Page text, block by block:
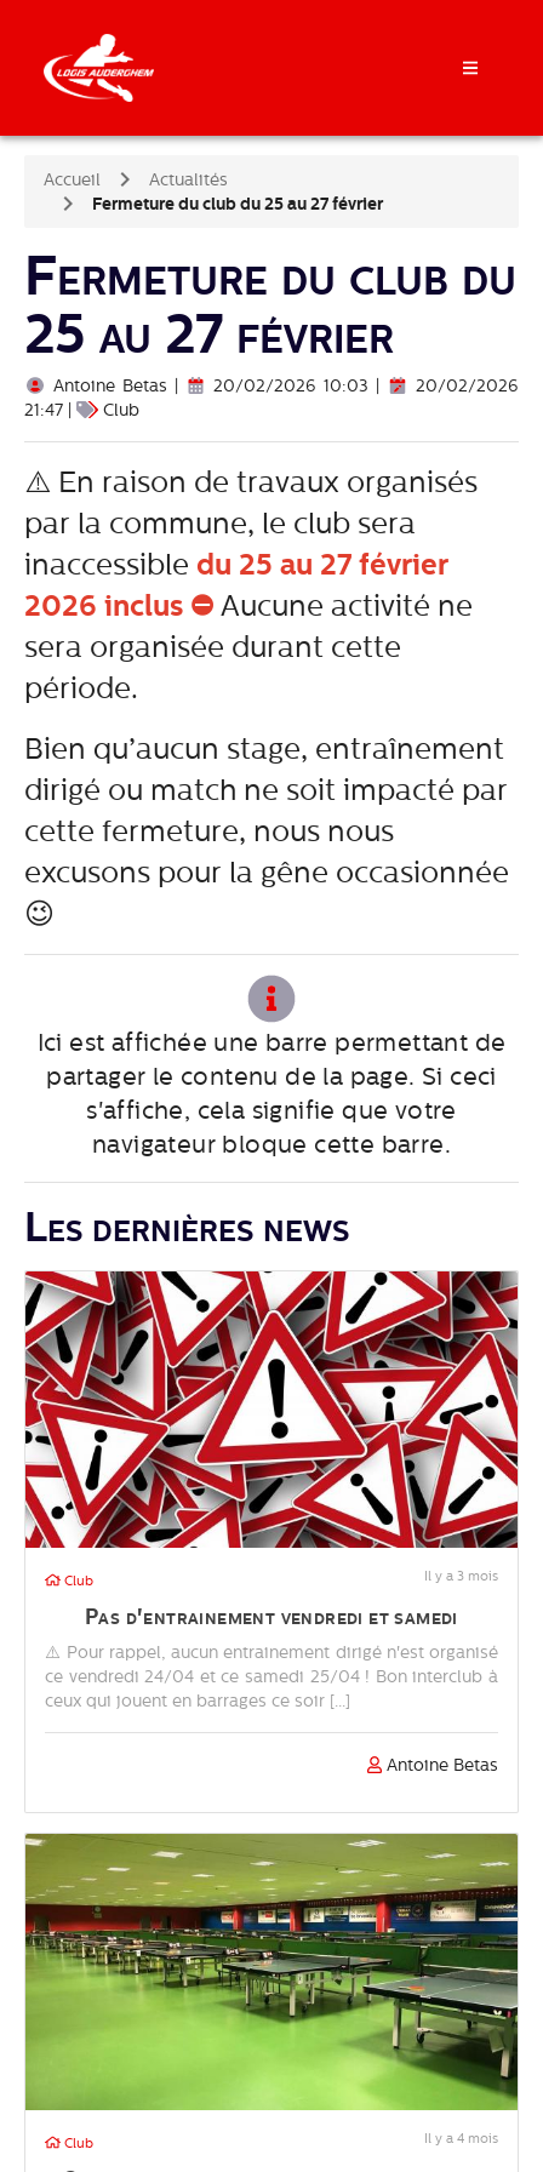
Accueil
Actualités
Fermeture du club du 25 au 27 février
Fermeture du club du
25 au 27 février
Antoine Betas | 20/02/2026 10:03 |
20/02/2026
21:47 |
Club
⚠️ En raison de travaux organisés
par la commune, le club sera
inaccessible du 25 au 27 février
2026 inclus ⛔ Aucune activité ne
sera organisée durant cette
période.
Bien qu’aucun stage, entraînement
dirigé ou match ne soit impacté par
cette fermeture, nous nous
excusons pour la gêne occasionnée
😉
Ici est affichée une barre permettant de
partager le contenu de la page. Si ceci
s'affiche, cela signifie que votre
navigateur bloque cette barre.
Les dernières news
Il y a 3 mois
Club
Pas d'entrainement vendredi et samedi
⚠️ Pour rappel, aucun entrainement dirigé n'est organisé
ce vendredi 24/04 et ce samedi 25/04 ! Bon interclub à
ceux qui jouent en barrages ce soir [...]
Antoine Betas
Il y a 4 mois
Club